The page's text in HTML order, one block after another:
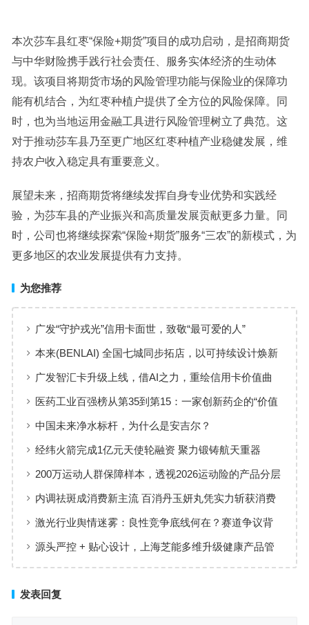
本次莎车县红枣“保险+期货”项目的成功启动，是招商期货
与中华财险携手践行社会责任、服务实体经济的生动体
现。该项目将期货市场的风险管理功能与保险业的保障功
能有机结合，为红枣种植户提供了全方位的风险保障。同
时，也为当地运用金融工具进行风险管理树立了典范。这
对于推动莎车县乃至更广地区红枣种植产业稳健发展，维
持农户收入稳定具有重要意义。
展望未来，招商期货将继续发挥自身专业优势和实践经
验，为莎车县的产业振兴和高质量发展贡献更多力量。同
时，公司也将继续探索“保险+期货”服务“三农”的新模式，为
更多地区的农业发展提供有力支持。
为您推荐
广发“守护戎光”信用卡面世，致敬“最可爱的人”
本来(BENLAI) 全国七城同步拓店，以可持续设计焕新
品牌体验
广发智汇卡升级上线，借AI之力，重绘信用卡价值曲
线
医药工业百强榜从第35到第15：一家创新药企的“价值
增长”样本
中国未来净水标杆，为什么是安吉尔？
经纬火箭完成1亿元天使轮融资 聚力锻铸航天重器
200万运动人群保障样本，透视2026运动险的产品分层
与适配逻辑
内调祛斑成消费新主流 百消丹玉妍丸凭实力斩获消费
者认可
激光行业舆情迷雾：良性竞争底线何在？赛道争议背
后值得深思
源头严控 + 贴心设计，上海芝能多维升级健康产品管
发表回复